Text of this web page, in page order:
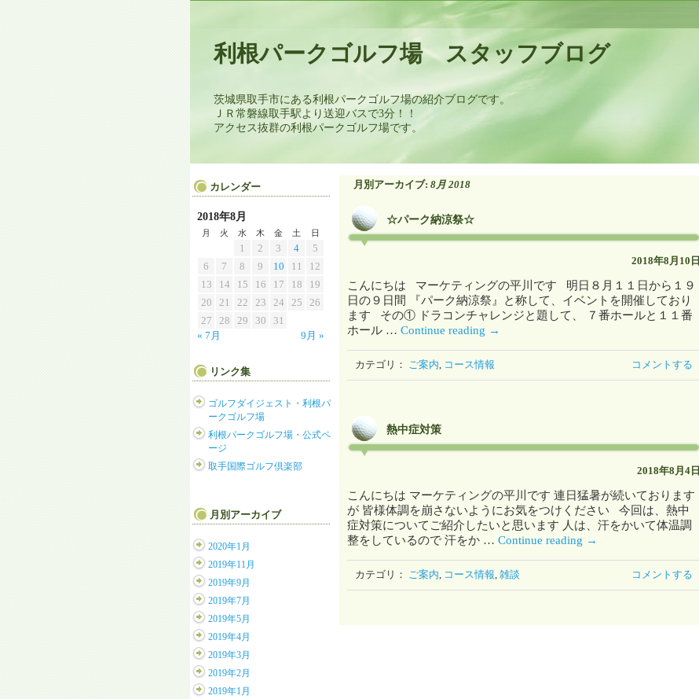
利根パークゴルフ場 スタッフブログ
茨城県取手市にある利根パークゴルフ場の紹介ブログです。
ＪＲ常磐線取手駅より送迎バスで3分！！
アクセス抜群の利根パークゴルフ場です。
月別アーカイブ: 8月 2018
☆パーク納涼祭☆
2018年8月10日
こんにちは マーケティングの平川です 明日８月１１日から１９
日の９日間 『パーク納涼祭』と称して、イベントを開催しており
ます その① ドラコンチャレンジと題して、 ７番ホールと１１番
ホール … Continue reading →
コメントする
カテゴリ： ご案内 コース情報
熱中症対策
2018年8月4日
こんにちは マーケティングの平川です 連日猛暑が続いております
が 皆様体調を崩さないようにお気をつけください 今回は、熱中
症対策についてご紹介したいと思います 人は、汗をかいて体温調
整をしているので 汗をか … Continue reading →
コメントする
カテゴリ： ご案内 コース情報 雑談
カレンダー
2018年8月
月 火 水 木 金 土 日
« 7月 9月 »
1 2 3 4
5
6
7 8 9 10 11
12
13
14 15 16 17 18
19
20
21 22 23 24 25
26
27
28 29 30 31
リンク集
ゴルフダイジェスト・利根パ
ークゴルフ場
利根パークゴルフ場・公式ペ
ージ
取手国際ゴルフ倶楽部
月別アーカイブ
2020年1月
2019年11月
2019年9月
2019年7月
2019年5月
2019年4月
2019年3月
2019年2月
2019年1月